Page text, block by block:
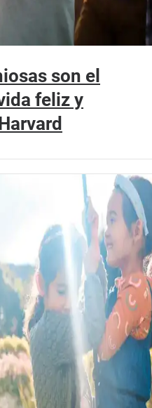
son el
feliz y